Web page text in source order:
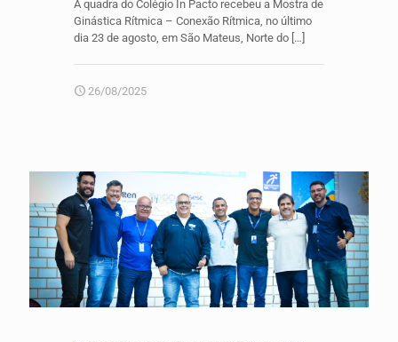
A quadra do Colégio In Pacto recebeu a Mostra de
Ginástica Rítmica – Conexão Rítmica, no último
dia 23 de agosto, em São Mateus, Norte do […]
26/08/2025